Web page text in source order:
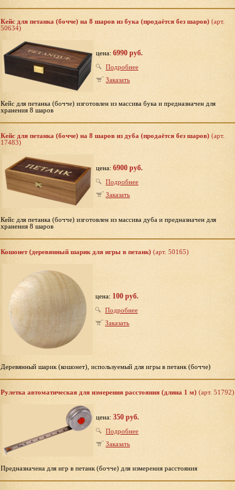
Кейс для петанка (бочче) на 8 шаров из бука (продаётся без шаров) (арт.
50634)
цена: 6990 руб.
Подробнее
Заказать
Кейс для петанка (бочче) изготовлен из массива бука и предназначен для
хранения 8 шаров
Кейс для петанка (бочче) на 8 шаров из дуба (продаётся без шаров)(арт.
17483)
цена: 6900 руб.
Подробнее
Заказать
Кейс для петанка (бочче) изготовлен из массива дуба и предназначен для
хранения 8 шаров
Кошонет (деревянный шарик для игры в петанк) (арт. 50165)
цена: 100 руб.
Подробнее
Заказать
Деревянный шарик (кошонет), используемый для игры в петанк (бочче)
Рулетка автоматическая для измерения расстояния (длина 1 м) (арт. 51792)
цена: 350 руб.
Подробнее
Заказать
Предназначена для игр в петанк (бочче) для измерения расстояния